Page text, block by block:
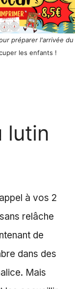
préparer l'arrivée du
les enfants !
lutin
à vos 2
relâche
de
dans des
Mais